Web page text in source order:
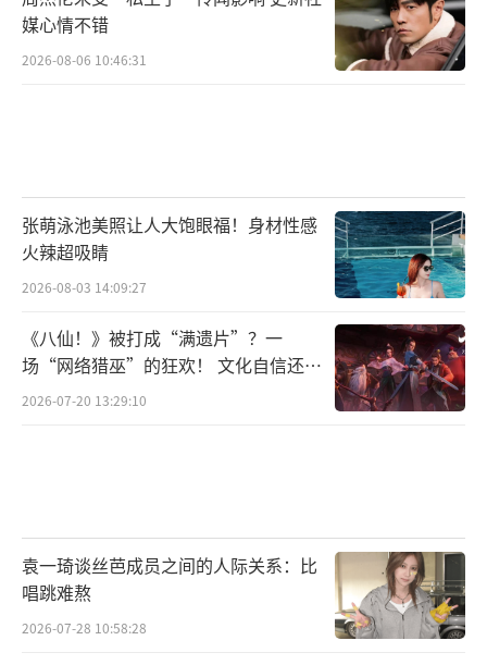
媒心情不错
2026-08-06 10:46:31
张萌泳池美照让人大饱眼福！身材性感
火辣超吸睛
2026-08-03 14:09:27
《八仙！》被打成“满遗片”？一
场“网络猎巫”的狂欢！ 文化自信还是
焦虑？
2026-07-20 13:29:10
袁一琦谈丝芭成员之间的人际关系：比
唱跳难熬
2026-07-28 10:58:28